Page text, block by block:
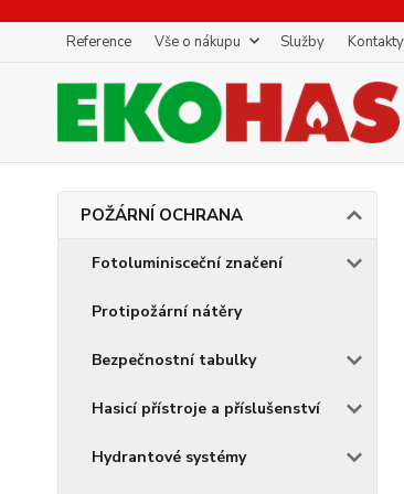
Reference Vše o nákupu Služby Kontakty
POŽÁRNÍ OCHRANA
Fotoluminisceční značení
Protipožární nátěry
Bezpečnostní tabulky
Hasicí přístroje a příslušenství
Hydrantové systémy